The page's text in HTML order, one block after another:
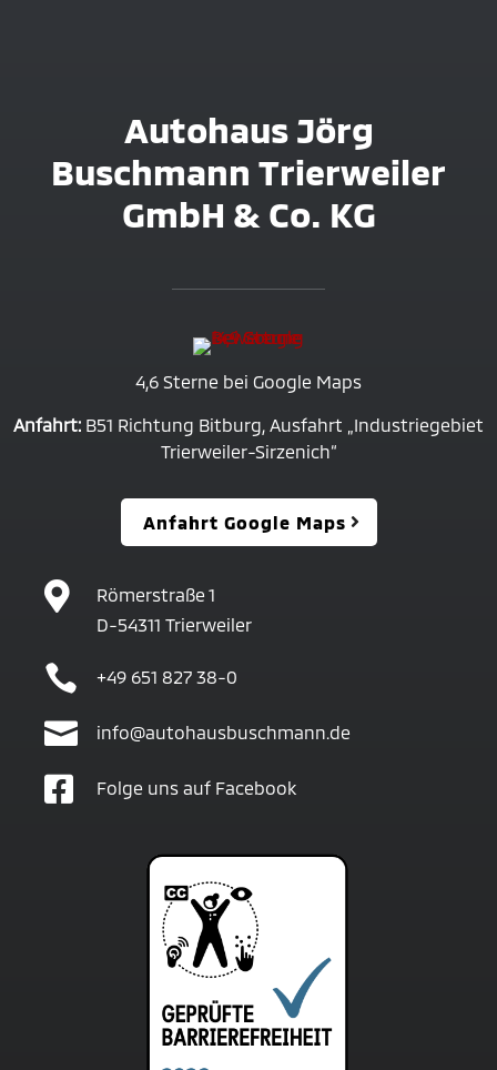
Autohaus Jörg
Buschmann Trierweiler
GmbH & Co. KG
4,6 Sterne bei Google Maps
Anfahrt: B51 Richtung Bitburg, Ausfahrt „Industriegebiet
Trierweiler-Sirzenich“
Anfahrt Google Maps

Römerstraße 1
D-54311 Trierweiler
 +49 651 827 38-0
 info@autohausbuschmann.de
 Folge uns auf Facebook